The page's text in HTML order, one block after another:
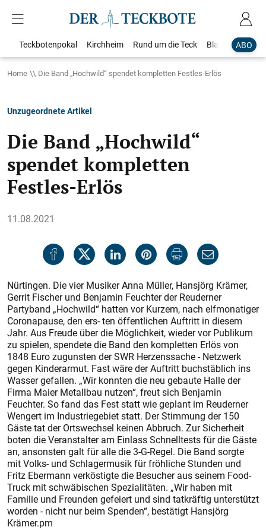
ABO
Teckbotenpokal Kirchheim Rund um die Teck Blaulicht
Home Die Band „Hochwild“ spendet kompletten Festles-Erlös
Unzugeordnete Artikel
Die Band „Hochwild“
spendet kompletten
Festles-Erlös
11.08.2021
Nürtingen. Die vier Musiker Anna Müller, Hansjörg Krämer,
Gerrit Fischer und Benjamin Feuchter der Reuderner
Partyband „Hochwild“ hatten vor Kurzem, nach elfmonatiger
Coronapause, den ers- ten öffentlichen Auftritt in diesem
Jahr. Aus Freude über die Möglichkeit, wieder vor Publikum
zu spielen, spendete die Band den kompletten Erlös von
1848 Euro zugunsten der SWR Herzenssache - Netzwerk
gegen Kinderarmut. Fast wäre der Auftritt buchstäblich ins
Wasser gefallen. „Wir konnten die neu gebaute Halle der
Firma Maier Metallbau nutzen“, freut sich Benjamin
Feuchter. So fand das Fest statt wie geplant im Reuderner
Wengert im Industriegebiet statt. Der Stimmung der 150
Gäste tat der Ortswechsel keinen Abbruch. Zur Sicherheit
boten die Veranstalter am Einlass Schnelltests für die Gäste
an, ansonsten galt für alle die 3-G-Regel. Die Band sorgte
mit Volks- und Schlagermusik für fröhliche Stunden und
Fritz Ebermann verköstigte die Besucher aus seinem Food-
Truck mit schwäbischen Spezialitäten. „Wir haben mit
Familie und Freunden gefeiert und sind tatkräftig unterstützt
worden - nicht nur beim Spenden“, bestätigt Hansjörg
Krämer.pm